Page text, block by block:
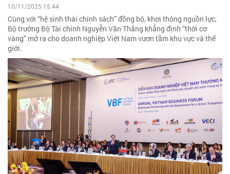
10/11/2025 15:44
Cùng với “hệ sinh thái chính sách” đồng bộ, khơi thông nguồn lực,
Bộ trưởng Bộ Tài chính Nguyễn Văn Thắng khẳng định “thời cơ
vàng” mở ra cho doanh nghiệp Việt Nam vươn tầm khu vực và thế
giới.